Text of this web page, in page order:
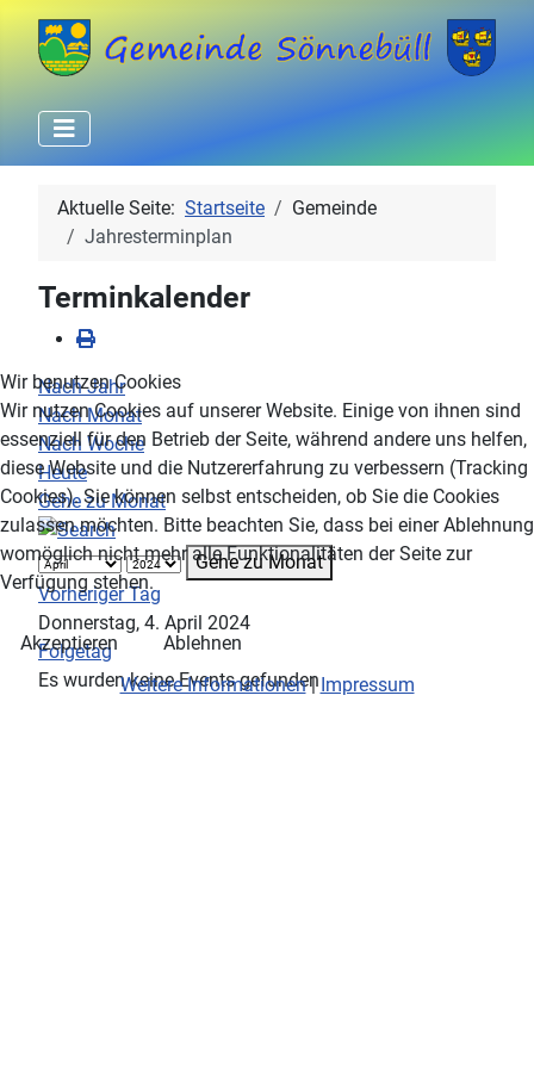
Aktuelle Seite: Startseite
Gemeinde
Jahresterminplan
Terminkalender
Nach Jahr
Nach Monat
Nach Woche
Heute
Gehe zu Monat
Gehe zu Monat
Vorheriger Tag
Donnerstag, 4. April 2024
Folgetag
Es wurden keine Events gefunden
Wir benutzen Cookies
Wir nutzen Cookies auf unserer Website. Einige von ihnen sind
essenziell für den Betrieb der Seite, während andere uns helfen,
diese Website und die Nutzererfahrung zu verbessern (Tracking
Cookies). Sie können selbst entscheiden, ob Sie die Cookies
zulassen möchten. Bitte beachten Sie, dass bei einer Ablehnung
womöglich nicht mehr alle Funktionalitäten der Seite zur
Verfügung stehen.
Akzeptieren
Ablehnen
Weitere Informationen|Impressum